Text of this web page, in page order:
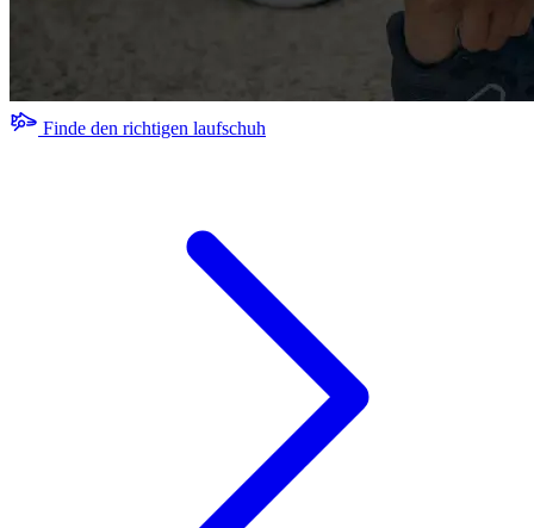
Finde den richtigen laufschuh